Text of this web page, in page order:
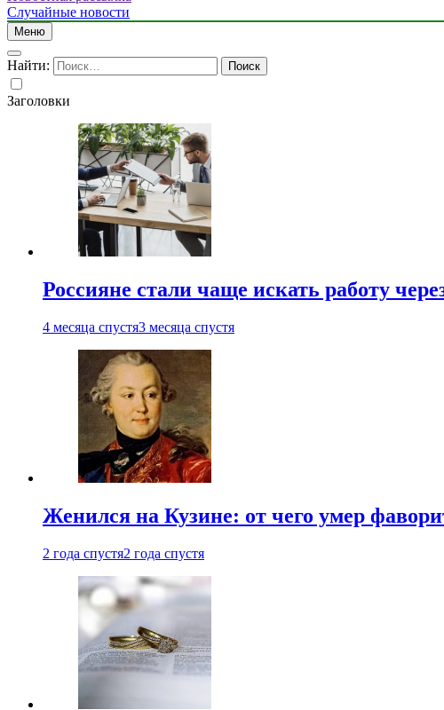
Случайные новости
Меню
Найти:
Заголовки
Россияне стали чаще искать работу
4 месяца спустя3 месяца спустя
Женился на Кузине: от чего умер
2 года спустя2 года спустя